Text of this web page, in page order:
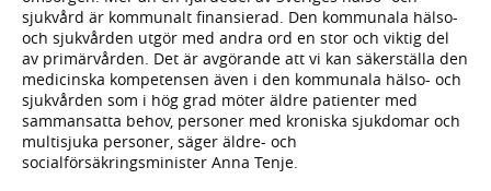
sjukvård är kommunalt finansierad. Den kommunala hälso-
och sjukvården utgör med andra ord en stor och viktig del
av primärvården. Det är avgörande att vi kan säkerställa den
medicinska kompetensen även i den kommunala hälso- och
sjukvården som i hög grad möter äldre patienter med
sammansatta behov, personer med kroniska sjukdomar och
multisjuka personer, säger äldre- och
socialförsäkringsminister Anna Tenje.